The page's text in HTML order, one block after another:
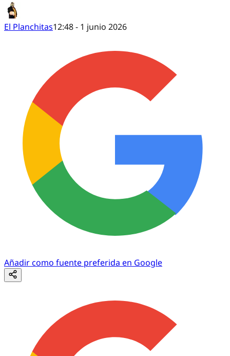
El Planchitas12:48 - 1 junio 2026
Añadir como fuente preferida en Google